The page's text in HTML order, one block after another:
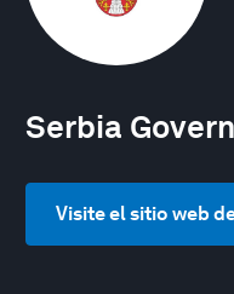
Serbia
Visite el sitio web